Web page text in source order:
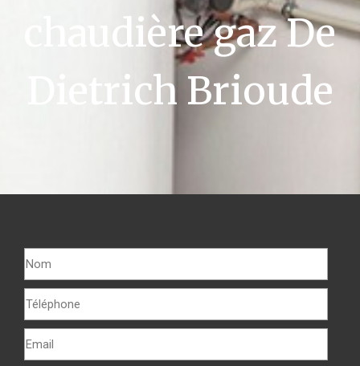
chaudière gaz De
Dietrich Brioude